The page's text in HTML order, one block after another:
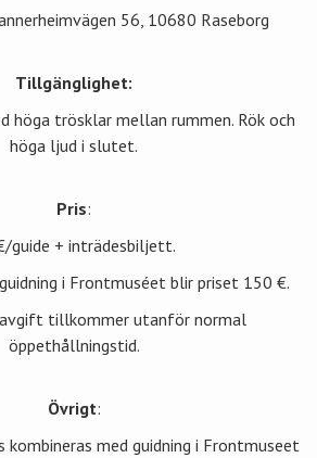
56, 10680 Raseborg
Tillgänglighet:
höga trösklar mellan rummen. Rök och
höga ljud i slutet.
Pris:
guide + inträdesbiljett.
i Frontmuséet blir priset 150 €.
tillkommer utanför normal
öppethållningstid.
Övrigt:
kombineras med guidning i Frontmuseet